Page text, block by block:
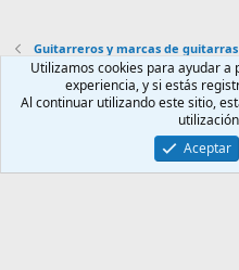
Guitarreros y marcas de guitarras
Contáctanos Términos y reglas
Community platform by XenForo® ©
Utilizamos cookies para ayudar
experiencia, y si estás
Al continuar utilizando este sitio,
Aceptar